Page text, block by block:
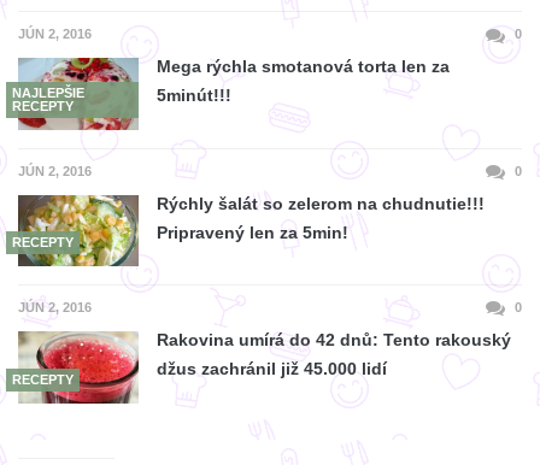
JÚN 2, 2016 0
NAJLEPŠIE
RECEPTY
Mega rýchla smotanová torta len za
5minút!!!
JÚN 2, 2016 0
RECEPTY
Rýchly šalát so zelerom na chudnutie!!!
Pripravený len za 5min!
JÚN 2, 2016 0
RECEPTY
Rakovina umírá do 42 dnů: Tento rakouský
džus zachránil již 45.000 lidí